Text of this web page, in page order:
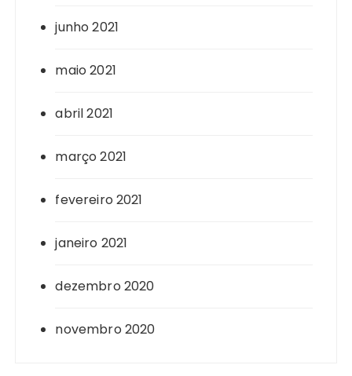
junho 2021
maio 2021
abril 2021
março 2021
fevereiro 2021
janeiro 2021
dezembro 2020
novembro 2020